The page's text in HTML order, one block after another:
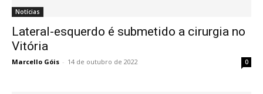
Notícias
Lateral-esquerdo é submetido a cirurgia no
Vitória
Marcello Góis - 14 de outubro de 2022 0